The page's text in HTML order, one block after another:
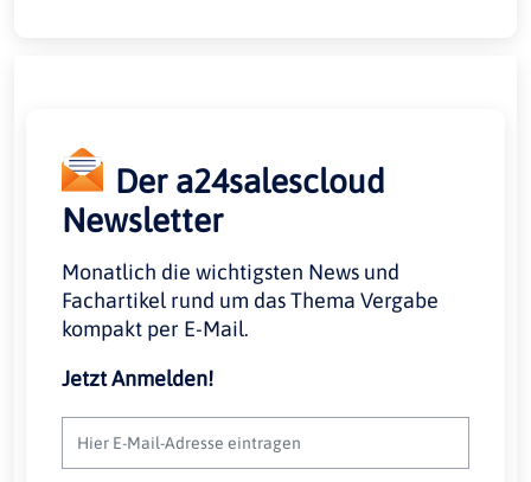
Der a24salescloud
Newsletter
Monatlich die wichtigsten News und
Fachartikel rund um das Thema Vergabe
kompakt per E-Mail.
Jetzt Anmelden!